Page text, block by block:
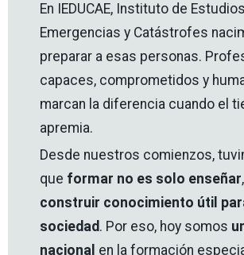
En IEDUCAE, Instituto de
Emergencias y Catástrofes
preparar a esas personas.
capaces, comprometidos y
marcan la diferencia cuando el
apremia.
Desde nuestros comienzos,
que formar no es solo enseñar
construir conocimiento útil
sociedad. Por eso, hoy somos
nacional en la formación